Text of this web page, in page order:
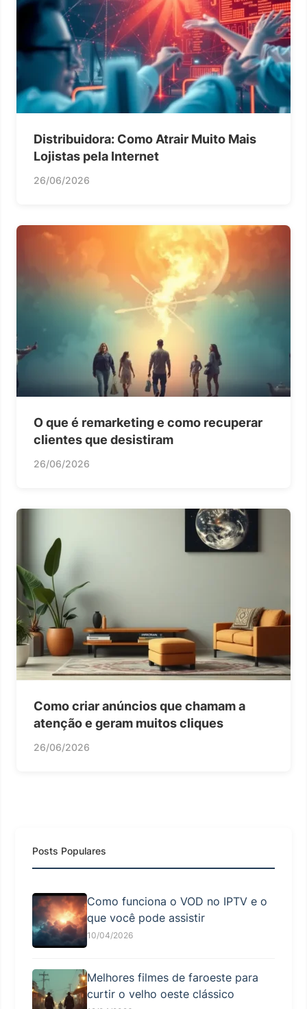
Distribuidora: Como Atrair Muito Mais
Lojistas pela Internet
26/06/2026
O que é remarketing e como recuperar
clientes que desistiram
26/06/2026
Como criar anúncios que chamam a
atenção e geram muitos cliques
26/06/2026
Posts Populares
Como funciona o VOD no IPTV e o
que você pode assistir
10/04/2026
Melhores filmes de faroeste para
curtir o velho oeste clássico